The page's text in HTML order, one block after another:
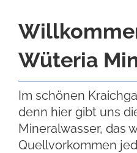
Wüteria
Im schönen
denn hier gibt uns
Mineralwasser, das
Quellvorkommen